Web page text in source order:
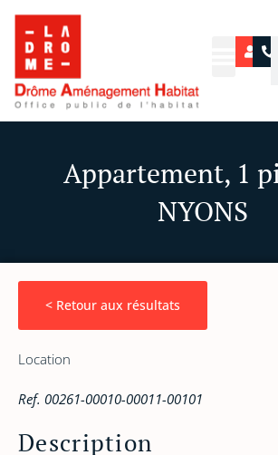
Aller
contenu
Appartement, 1
NYONS
< Retour aux résultats
Location
Ref. 00261-00010-00011-00101
Description